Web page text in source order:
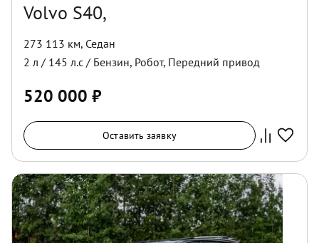
Volvo S40,
273 113 км, Седан
2 л / 145 л.с / Бензин, Робот, Передний привод
520 000 ₽
Оставить заявку